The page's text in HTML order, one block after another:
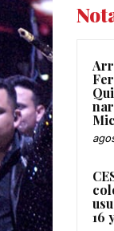
16